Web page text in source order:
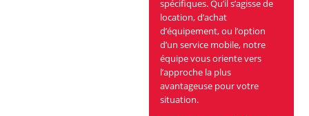
spécifiques. Qu’il s’agisse de
location, d’achat
d’équipement, ou l’option
d’un service mobile, notre
équipe vous oriente vers
l’approche la plus
avantageuse pour votre
situation.